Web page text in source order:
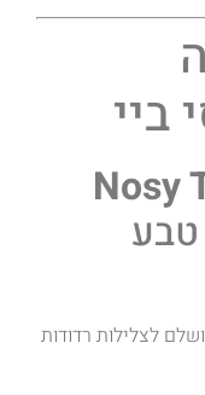
ביי
Nosy
לצלילות רדודות